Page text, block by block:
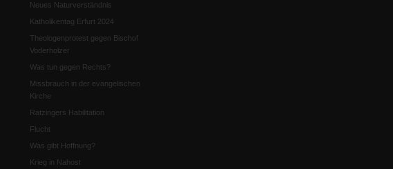
Neues Naturverständnis
Katholikentag Erfurt 2024
Theologenprotest gegen Bischof
Voderholzer
Was tun gegen Rechts?
Missbrauch in der evangelischen
Kirche
Ratzingers Habilitation
Flucht
Was gibt Hoffnung?
Krieg in Nahost